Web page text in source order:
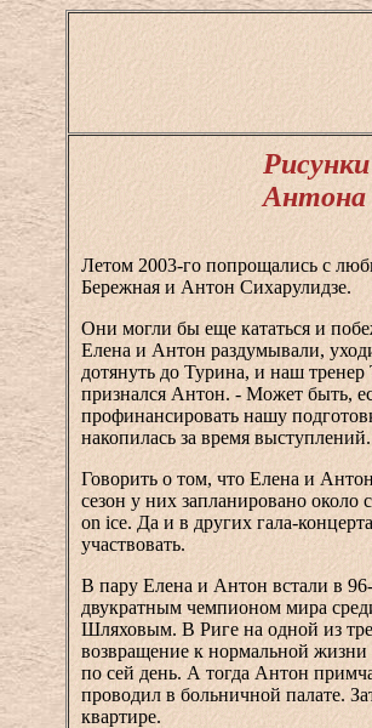
Антона
Летом 2003-го попрощались с
Бережная и Антон Сихарулидзе.
Они могли бы еще кататься и
Елена и Антон раздумывали,
дотянуть до Турина, и наш
признался Антон. - Может быть,
профинансировать нашу
накопилась за время
Говорить о том, что Елена и
сезон у них запланировано около
on ice. Да и в других гала-
участвовать.
В пару Елена и Антон встали в
двукратным чемпионом мира
Шляховым. В Риге на одной из
возвращение к нормальной жизни
по сей день. А тогда Антон
проводил в больничной палате.
квартире.